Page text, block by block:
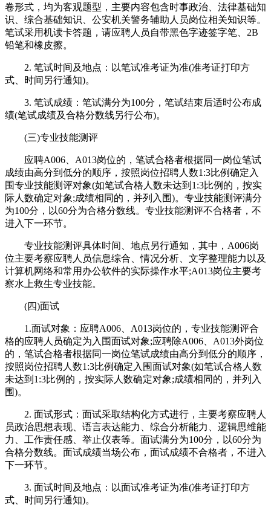
卷形式，均为客观题型，主要内容包含时事政治、法律基础知
识、综合基础知识、公安机关警务辅助人员岗位相关知识等。
笔试采用机读卡答题，请应聘人员自带黑色字迹签字笔、2B
铅笔和橡皮擦。
2. 笔试时间及地点：以笔试准考证为准(准考证打印方
式、时间另行通知)。
3. 笔试成绩：笔试满分为100分，笔试结束后适时公布成
绩(笔试成绩及合格分数线另行公布)。
(三)专业技能测评
应聘A006、A013岗位的，笔试合格者根据同一岗位笔试
成绩由高分到低分的顺序，按照岗位招聘人数1:3比例确定入
围专业技能测评对象(如笔试合格人数未达到1:3比例的，按实
际人数确定对象;成绩相同的，并列入围)。专业技能测评满分
为100分，以60分为合格分数线。专业技能测评不合格者，不
进入下一环节。
专业技能测评具体时间、地点另行通知，其中，A006岗
位主要考察应聘人员信息综合、情况分析、文字整理能力以及
计算机网络和常用办公软件的实际操作水平;A013岗位主要考
察水上救生专业技能。
(四)面试
1.面试对象：应聘A006、A013岗位的，专业技能测评合
格的应聘人员确定为入围面试对象;应聘除A006、A013外岗位
的，笔试合格者根据同一岗位笔试成绩由高分到低分的顺序，
按照岗位招聘人数1:3比例确定入围面试对象(如笔试合格人数
未达到1:3比例的，按实际人数确定对象;成绩相同的，并列入
围)。
2. 面试形式：面试采取结构化方式进行，主要考察应聘人
员政治思想表现、语言表达能力、综合分析能力、逻辑思维能
力、工作责任感、举止仪表等。面试满分为100分，以60分为
合格分数线。面试成绩当场公布，面试成绩不合格者，不进入
下一环节。
3. 面试时间及地点：以面试准考证为准(准考证打印方
式、时间另行通知)。